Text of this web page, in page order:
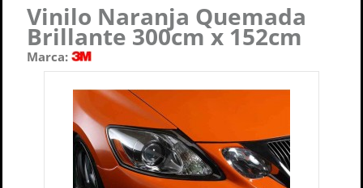
Vinilo Naranja Quemada
Brillante 300cm x 152cm
Marca: